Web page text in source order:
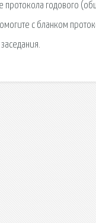
протокола годового
с бланком